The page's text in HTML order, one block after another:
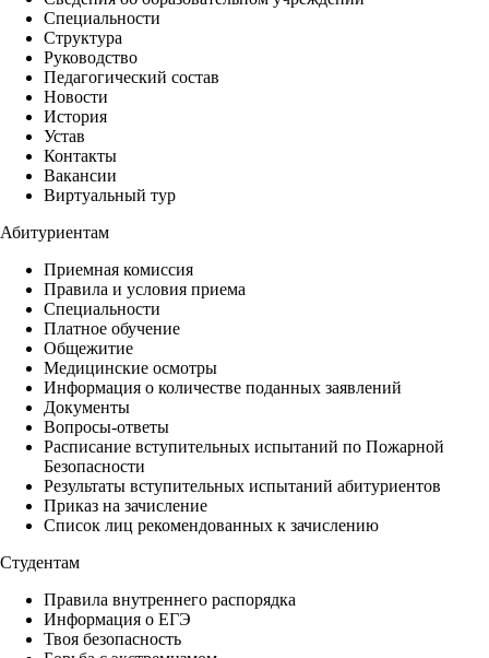
Специальности
Структура
Руководство
Педагогический состав
Новости
История
Устав
Контакты
Вакансии
Виртуальный тур
Абитуриентам
Приемная комиссия
Правила и условия приема
Специальности
Платное обучение
Общежитие
Медицинские осмотры
Информация о количестве поданных заявлений
Документы
Вопросы-ответы
Расписание вступительных испытаний по Пожарной
Безопасности
Результаты вступительных испытаний абитуриентов
Приказ на зачисление
Список лиц рекомендованных к зачислению
Студентам
Правила внутреннего распорядка
Информация о ЕГЭ
Твоя безопасность